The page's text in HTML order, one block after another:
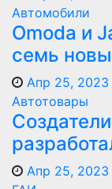
Автомобили
Оmoda и
семь
Апр 25, 2023
Автотовары
Апр 25, 2023